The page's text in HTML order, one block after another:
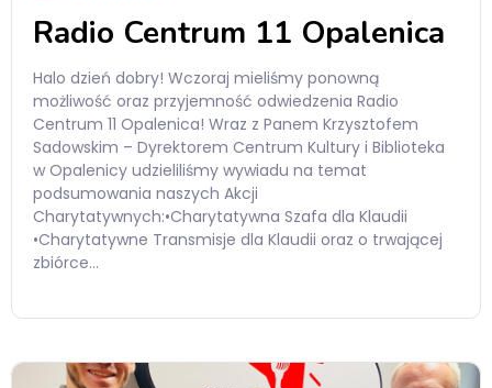
Radio Centrum 11 Opalenica
Halo dzień dobry! Wczoraj mieliśmy ponowną
możliwość oraz przyjemność odwiedzenia Radio
Centrum 11 Opalenica! Wraz z Panem Krzysztofem
Sadowskim – Dyrektorem Centrum Kultury i Biblioteka
w Opalenicy udzieliliśmy wywiadu na temat
podsumowania naszych Akcji
Charytatywnych:•Charytatywna Szafa dla Klaudii
•Charytatywne Transmisje dla Klaudii oraz o trwającej
zbiórce…